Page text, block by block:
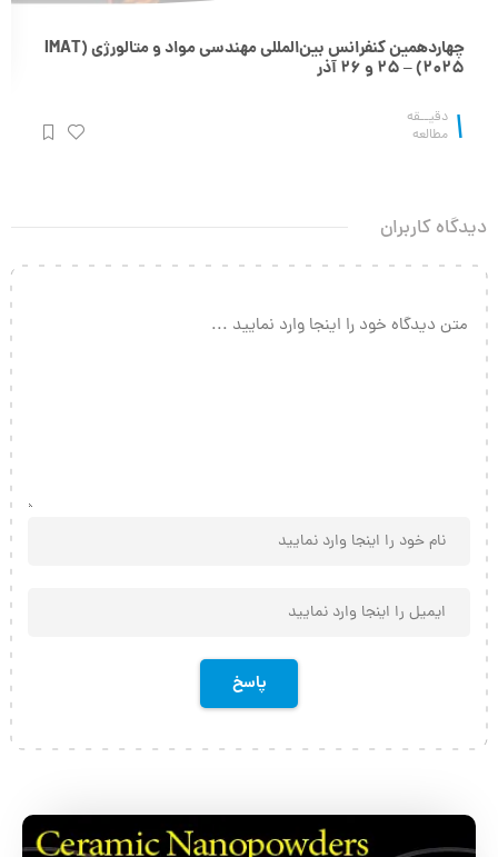
چهاردهمین کنفرانس بین‌المللی مهندسی مواد و متالورژی (IMAT
2025) – 25 و 26 آذر
1 دقیــقه
مطالعه
دیدگاه کاربران